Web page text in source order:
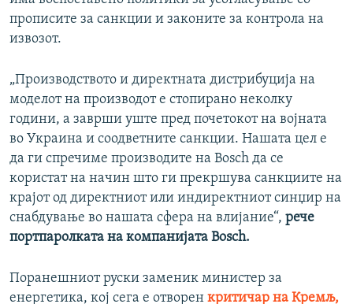
прописите за санкции и законите за контрола на
извозот.
„Производството и директната дистрибуција на
моделот на производот е стопирано неколку
години, а заврши уште пред почетокот на војната
во Украина и соодветните санкции. Нашата цел е
да ги спречиме производите на Bosch да се
користат на начин што ги прекршува санкциите на
крајот од директниот или индиректниот синџир на
снабдување во нашата сфера на влијание“, рече
портпаролката на компанијата Bosch.
Поранешниот руски заменик министер за
енергетика, кој сега е отворен критичар на Кремљ,